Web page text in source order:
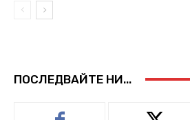
ПОСЛЕДВАЙТЕ НИ...